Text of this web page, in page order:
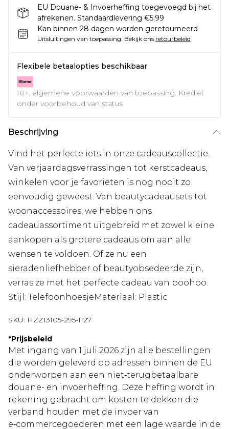
EU Douane- & Invoerheffing toegevoegd bij het
afrekenen. Standaardlevering €5.99
Kan binnen 28 dagen worden geretourneerd
Uitsluitingen van toepassing. Bekijk ons retourbeleid
Flexibele betaalopties beschikbaar
18+, algemene voorwaarden van toepassing. Krediet
onder voorbehoud van status
Beschrijving
Vind het perfecte iets in onze cadeauscollectie.
Van verjaardagsverrassingen tot kerstcadeaus,
winkelen voor je favorieten is nog nooit zo
eenvoudig geweest. Van beautycadeausets tot
woonaccessoires, we hebben ons
cadeauassortiment uitgebreid met zowel kleine
aankopen als grotere cadeaus om aan alle
wensen te voldoen. Of ze nu een
sieradenliefhebber of beautyobsedeerde zijn,
verras ze met het perfecte cadeau van boohoo.
Stijl: TelefoonhoesjeMateriaal: Plastic
SKU: HZZ13105-295-1127
*Prijsbeleid
Met ingang van 1 juli 2026 zijn alle bestellingen
die worden geleverd op adressen binnen de EU
onderworpen aan een niet‑terugbetaalbare
douane- en invoerheffing. Deze heffing wordt in
rekening gebracht om kosten te dekken die
verband houden met de invoer van
e‑commercegoederen met een lage waarde in de